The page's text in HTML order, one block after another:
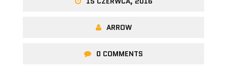
ARROW
0 COMMENTS